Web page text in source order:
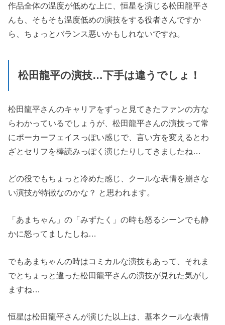
作品全体の温度が低めな上に、恒星を演じる松田龍平さ
んも、そもそも温度低めの演技をする役者さんですか
ら、ちょっとバランス悪いかもしれないですね。
松田龍平の演技…下手は違うでしょ！
松田龍平さんのキャリアをずっと見てきたファンの方な
らわかっているでしょうが、松田龍平さんの演技って常
にポーカーフェイスっぽい感じで、言い方を変えるとわ
ざとセリフを棒読みっぽく演じたりしてきましたね…
どの役でもちょっと冷めた感じ、クールな表情を崩さな
い演技が特徴なのかな？ と思われます。
「あまちゃん」の「みずたく」の時も怒るシーンでも静
かに怒ってましたしね…
でもあまちゃんの時はコミカルな演技もあって、それま
でとちょっと違った松田龍平さんの演技が見れた気がし
ますね…
恒星は松田龍平さんが演じた以上は、基本クールな表情